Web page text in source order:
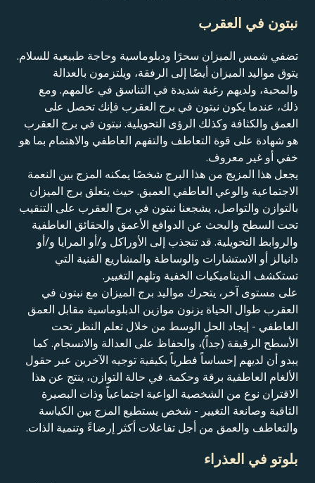
نبتون في العقرب
تضفي شمس الميزان سحرًا ودبلوماسية وحاجة طبيعية للسلام.
يتوق مواليد الميزان أيضًا إلى الرفقة، ويلتزمون بالعدالة
والمحبة، ولديهم رغبة شديدة في التناسق في عالمهم. ومع
ذلك، عندما يكون نبتون في برج العقرب فإنك تحصل على
العمق والكثافة وكذلك الرؤى التحويلية. نبتون في برج العقرب
هو شهادة على قوة التعاطف والتفهم العاطفي والاهتمام بما هو
خفي أو غير معروف.
يجعل هذا المزيج من هذا البرج شخصًا يمكنه المزج بين النعمة
الاجتماعية والوعي العاطفي العميق. حيث يتعلق برج الميزان
بالتوازن والتواصل، يشجعنا نبتون في برج العقرب على التنقيب
تحت السطح والبحث عن الدوافع الأعمق والحقائق العاطفية
والروابط التحويلية. قد تنجذب إلى الأوراكل و/أو المرايا و/أو
دانيالز أو الاستشارات والوساطة والمشاريع الفنية التي
تستكشف الديناميكيات الخفية وتلهم التغيير.
على مستوى آخر، يتحرك مواليد برج الميزان مع نبتون في
العقرب طوال الحياة يزنون موازين الدبلوماسية مقابل العمق
العاطفي - إيجاد الحل الوسط من خلال تعلم النظر تحت
الأسطح الرقيقة (جداً)، والحفاظ على العدالة والانسجام. كما
يبدو أن لديهم إحساساً فطرياً بكيفية توجيه الآخرين عبر حقول
الألغام العاطفية برقة وحكمة. في حالة التوازن، ينتج عن هذا
الاقتران نوع من الشخصية الواعية اجتماعياً وذات البصيرة
الثاقبة وصانعة التغيير - شخص يستطيع المزج بين الكياسة
والتعاطف والعمق من أجل تفاعلات أكثر إرضاءً وتنمية الذات.
بلوتو في العذراء